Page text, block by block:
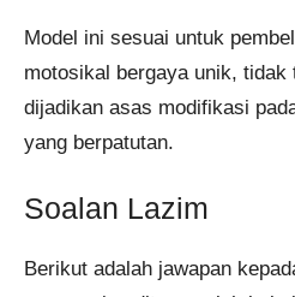
Model ini sesuai untuk
motosikal bergaya unik, tidak
dijadikan asas modifikasi
yang berpatutan.
Soalan Lazim
Berikut adalah jawapan